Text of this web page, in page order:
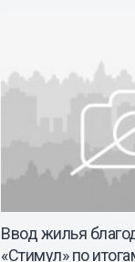
Ввод жилья
«Стимул» по